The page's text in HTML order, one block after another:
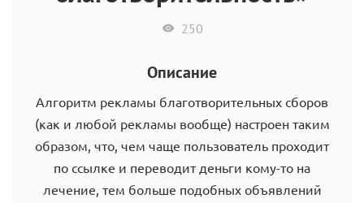
250
Описание
Алгоритм рекламы благотворительных сборов
(как и любой рекламы вообще) настроен таким
образом, что, чем чаще пользователь проходит
по ссылке и переводит деньги кому-то на
лечение, тем больше подобных объявлений